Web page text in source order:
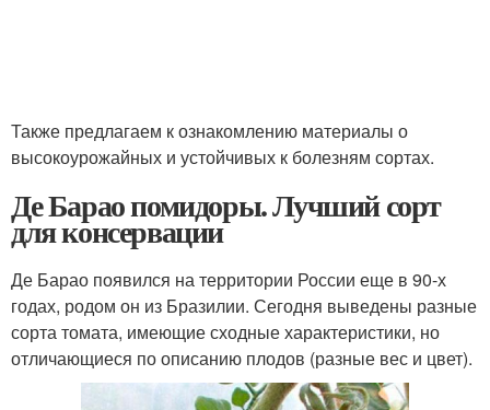
Также предлагаем к ознакомлению материалы о
высокоурожайных и устойчивых к болезням сортах.
Де Барао помидоры. Лучший сорт
для консервации
Де Барао появился на территории России еще в 90-х
годах, родом он из Бразилии. Сегодня выведены разные
сорта томата, имеющие сходные характеристики, но
отличающиеся по описанию плодов (разные вес и цвет).